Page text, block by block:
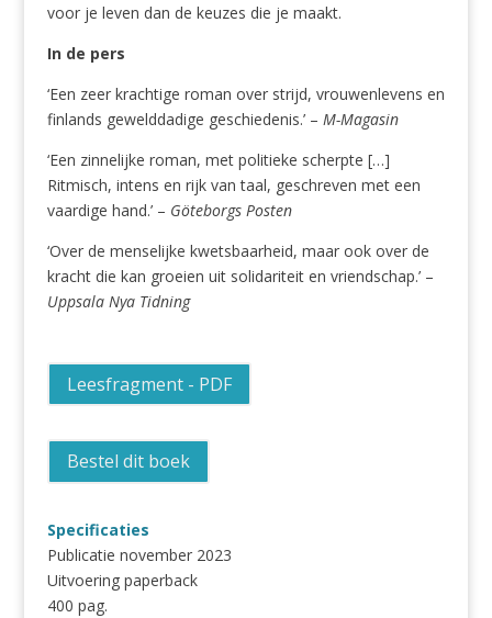
voor je leven dan de keuzes die je maakt.
In de pers
‘Een zeer krachtige roman over strijd, vrouwenlevens en
finlands gewelddadige geschiedenis.’ – M-Magasin
‘Een zinnelijke roman, met politieke scherpte […]
Ritmisch, intens en rijk van taal, geschreven met een
vaardige hand.’ – Göteborgs Posten
‘Over de menselijke kwetsbaarheid, maar ook over de
kracht die kan groeien uit solidariteit en vriendschap.’ –
Uppsala Nya Tidning
Leesfragment - PDF
Bestel dit boek
Specificaties
Publicatie november 2023
Uitvoering paperback
400 pag.